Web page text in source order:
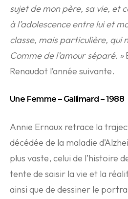
sujet de mon père, sa vie, et
à l’adolescence entre lui et
classe, mais particulière, qui
Comme de l’amour séparé. »
Renaudot l’année suivante.
Une Femme – Gallimard – 1988
Annie Ernaux retrace la
décédée de la maladie
plus vaste, celui de l’histoire
tente de saisir la vie et la
ainsi que de dessiner le